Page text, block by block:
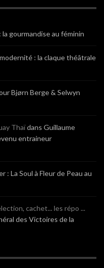
gourmandise au féminin
: la claque théâtrale
Bjørn Berge & Selwyn
Thaïdans Guillaume
entraineur
: La Soul à Fleur de Peau au
cachet... les répo ...
des Victoires de la